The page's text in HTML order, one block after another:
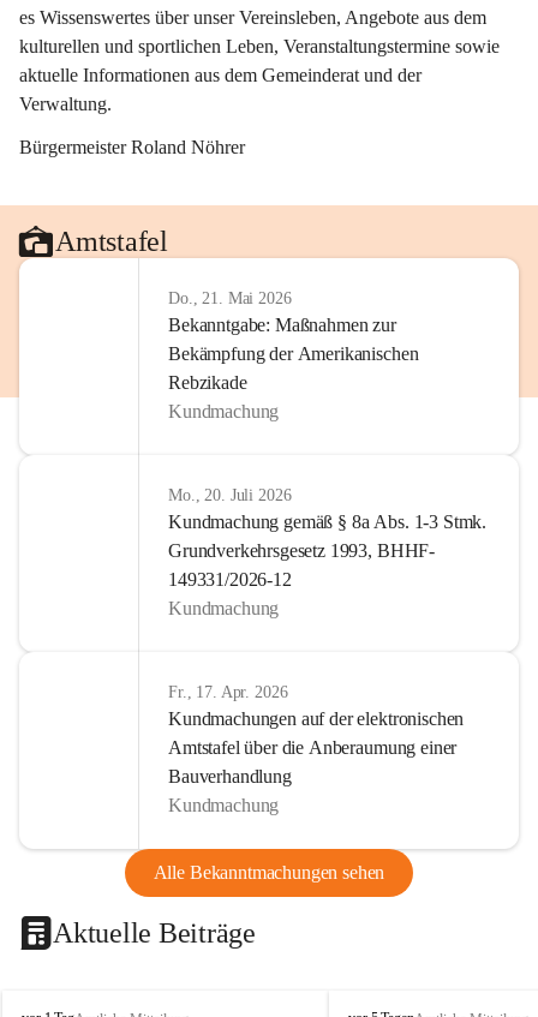
es Wissenswertes über unser Vereinsleben, Angebote aus dem
kulturellen und sportlichen Leben, Veranstaltungstermine sowie
aktuelle Informationen aus dem Gemeinderat und der
Verwaltung.
Bürgermeister Roland Nöhrer
Amtstafel
Do., 21. Mai 2026
Bekanntgabe: Maßnahmen zur
Bekämpfung der Amerikanischen
Rebzikade
Kundmachung
Mo., 20. Juli 2026
Kundmachung gemäß § 8a Abs. 1-3 Stmk.
Grundverkehrsgesetz 1993, BHHF-
149331/2026-12
Kundmachung
Fr., 17. Apr. 2026
Kundmachungen auf der elektronischen
Amtstafel über die Anberaumung einer
Bauverhandlung
Kundmachung
Alle Bekanntmachungen sehen
Aktuelle Beiträge